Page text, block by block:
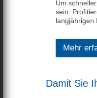
Um
sein.
langjährigen
Mehr
Damit Sie